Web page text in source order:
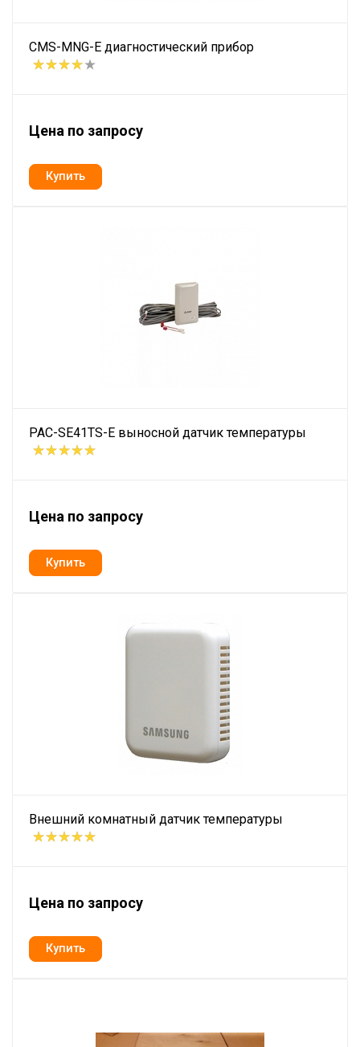
CMS-MNG-E диагностический прибор
Цена по запросу
PAC-SE41TS-E выносной датчик температуры
Цена по запросу
Внешний комнатный датчик температуры
Цена по запросу